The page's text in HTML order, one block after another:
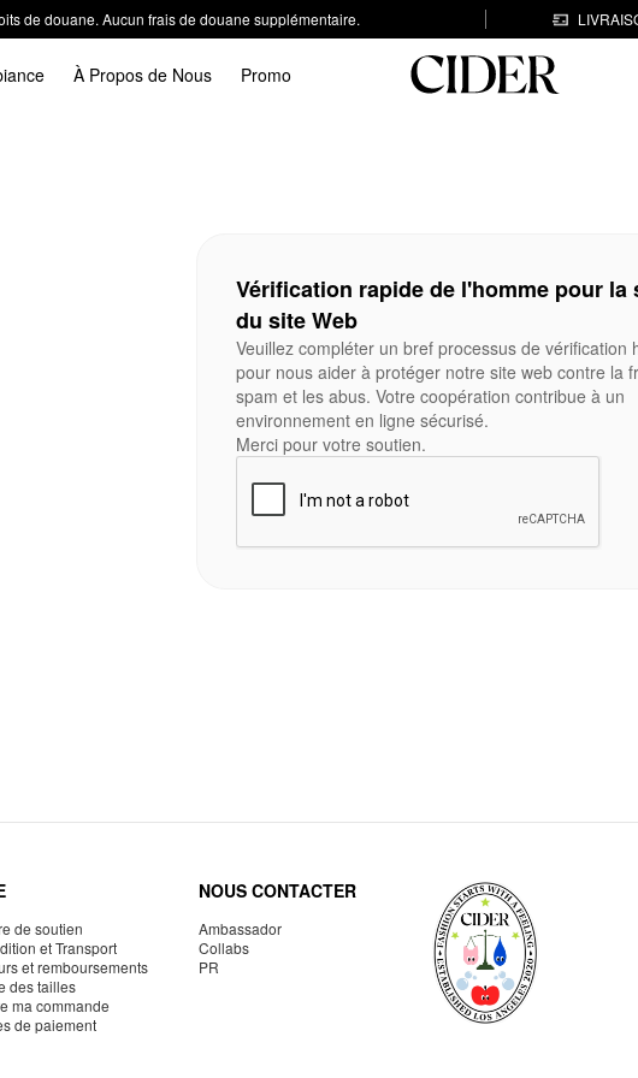
de douane. Aucun frais de douane supplémentaire.
À Propos de Nous Promo
Vérification rapide de l'homme pour la
du site Web
Veuillez compléter un bref processus de vérification
pour nous aider à protéger notre site web contre la
spam et les abus. Votre coopération contribue à un
environnement en ligne sécurisé.
Merci pour votre soutien.
de soutien
et Transport
et remboursements
des tailles
ma commande
de paiement
NOUS CONTACTER
Ambassador
Collabs
PR